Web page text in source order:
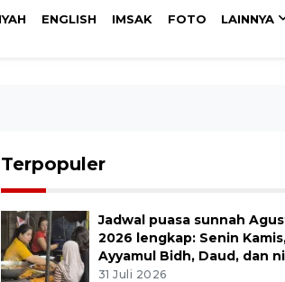
ENGLISH IMSAK FOTO LAINNYA
Terpopuler
Jadwal puasa sunnah
2026 lengkap: Senin
Ayyamul Bidh, Daud, dan
31 Juli 2026